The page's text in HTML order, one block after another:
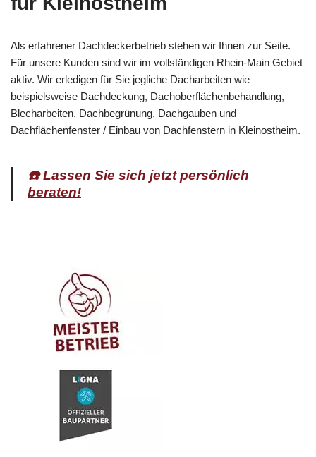
Als erfahrener Dachdeckerbetrieb stehen wir Ihnen zur Seite.
Für unsere Kunden sind wir im vollständigen Rhein-Main Gebiet
aktiv. Wir erledigen für Sie jegliche Dacharbeiten wie
beispielsweise Dachdeckung, Dachoberflächenbehandlung,
Blecharbeiten, Dachbegrünung, Dachgauben und
Dachflächenfenster / Einbau von Dachfenstern in Kleinostheim.
☎️ Lassen Sie sich jetzt persönlich
beraten!